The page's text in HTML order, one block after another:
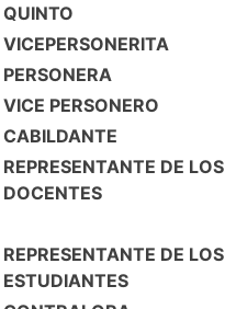
QUINTO
VICEPERSONERITA
PERSONERA
VICE PERSONERO
CABILDANTE
REPRESENTANTE DE LOS
DOCENTES
REPRESENTANTE DE LOS
ESTUDIANTES